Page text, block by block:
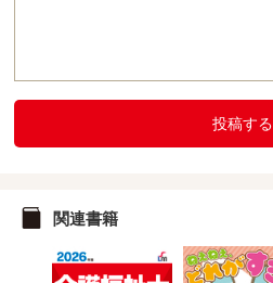
投稿する
関連書籍